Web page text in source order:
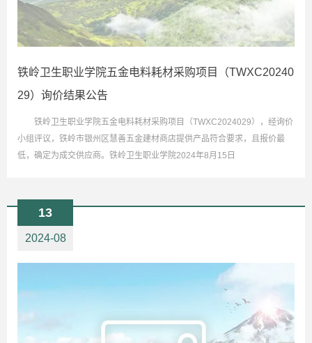
铁岭卫生职业学院五金电料耗材采购项目（TWXC20240
29）询价结果公告
铁岭卫生职业学院五金电料耗材采购项目（TWXC2024029），经询价
小组评议，铁岭市银州区慧善五金建材商店提供产品符合要求，且报价最
低，确定为成交供应商。铁岭卫生职业学院2024年8月15日
13
2024-08